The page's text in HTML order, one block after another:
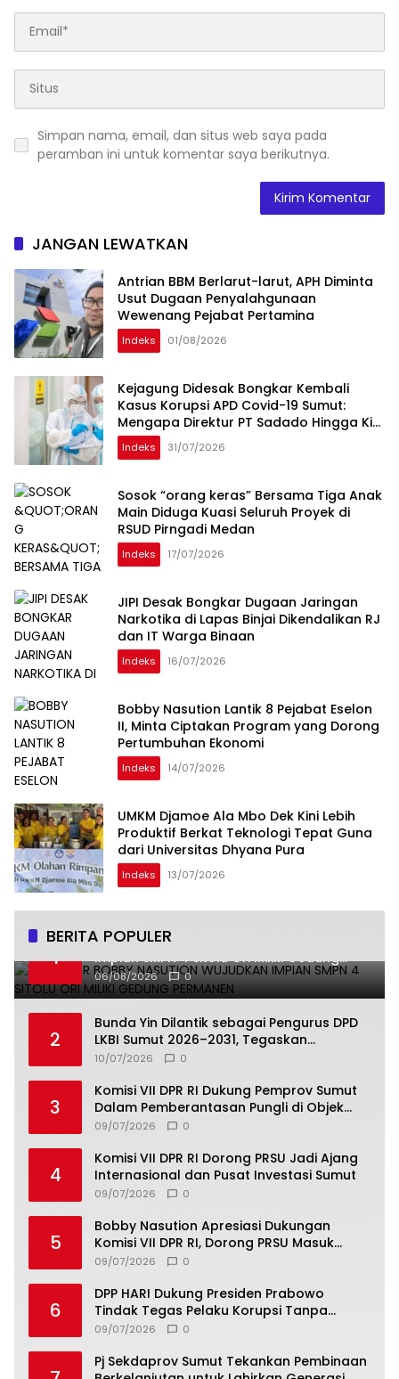
Simpan nama, email, dan situs web saya pada
peramban ini untuk komentar saya berikutnya.
JANGAN LEWATKAN
Antrian BBM Berlarut-larut, APH Diminta
Usut Dugaan Penyalahgunaan
Wewenang Pejabat Pertamina
Indeks 01/08/2026
Kejagung Didesak Bongkar Kembali
Kasus Korupsi APD Covid-19 Sumut:
Mengapa Direktur PT Sadado Hingga Kini
Tak Tersentuh?
Indeks 31/07/2026
Sosok “orang keras” Bersama Tiga Anak
Main Diduga Kuasi Seluruh Proyek di
RSUD Pirngadi Medan
Indeks 17/07/2026
JIPI Desak Bongkar Dugaan Jaringan
Narkotika di Lapas Binjai Dikendalikan RJ
dan IT Warga Binaan
Indeks 16/07/2026
Bobby Nasution Lantik 8 Pejabat Eselon
II, Minta Ciptakan Program yang Dorong
Pertumbuhan Ekonomi
Indeks 14/07/2026
UMKM Djamoe Ala Mbo Dek Kini Lebih
Produktif Berkat Teknologi Tepat Guna
dari Universitas Dhyana Pura
Indeks 13/07/2026
BERITA POPULER
1
Gubernur Bobby Nasution Wujudkan
Impian SMPN 4 Sitolu Ori Miliki Gedung
Permanen
06/08/2026 0
2
Bunda Yin Dilantik sebagai Pengurus DPD
LKBI Sumut 2026–2031, Tegaskan
Komitmen Perkuat Toleransi dan
10/07/2026 0
3
Komisi VII DPR RI Dukung Pemprov Sumut
Dalam Pemberantasan Pungli di Objek
Wisata
09/07/2026 0
4
Komisi VII DPR RI Dorong PRSU Jadi Ajang
Internasional dan Pusat Investasi Sumut
09/07/2026 0
5
Bobby Nasution Apresiasi Dukungan
Komisi VII DPR RI, Dorong PRSU Masuk
Kalender Event Nasional
09/07/2026 0
6
DPP HARI Dukung Presiden Prabowo
Tindak Tegas Pelaku Korupsi Tanpa
Tebang Pilih
09/07/2026 0
Pj Sekdaprov Sumut Tekankan Pembinaan